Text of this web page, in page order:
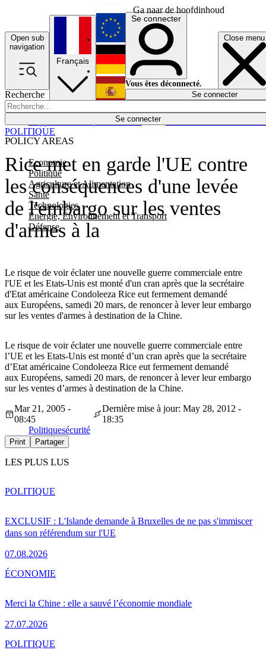
Ga naar de hoofdinhoud
Open sub
navigation
Close menu
Recherche
Se connecter
POLICY AREAS
Economie
Politique
Agriculture et Alimentation
Santé
Technologies
Energie, Environnement et Transport
Défense
Économie
Français
English
Deutsch
Español
Se connecter
Vous êtes déconnecté.
Se connecter
Rice met en garde l'UE contre
les conséquences d'une levée
de l'embargo sur les ventes
d'armes à la
Le risque de voir éclater une nouvelle guerre commerciale entre
l'UE et les Etats-Unis est monté d'un cran après que la secrétaire
d'Etat américaine Condoleeza Rice eut fermement demandé
aux Européens, samedi 20 mars, de renoncer à lever leur embargo
sur les ventes d'armes à destination de la Chine.
POLITIQUE
Le risque de voir éclater une nouvelle guerre commerciale entre
l’UE et les Etats-Unis est monté d’un cran après que la secrétaire
d’Etat américaine Condoleeza Rice eut fermement demandé
aux Européens, samedi 20 mars, de renoncer à lever leur embargo
sur les ventes d’armes à destination de la Chine.
Mar 21, 2005 -
08:45
Dernière mise à jour: May 28, 2012 -
18:35
Politiquesécurité
Print Partager
LES PLUS LUS
EXCLUSIF : L'Islande demande à Bruxelles de ne pas s'immiscer
dans son référendum sur l'UE
07.08.2026
POLITIQUE
Merci la Chine : elle a sauvé l’économie mondiale
27.07.2026
ÉCONOMIE
POLITIQUE